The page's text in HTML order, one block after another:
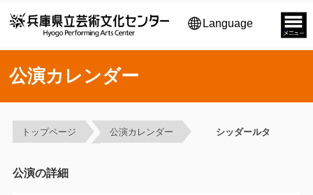
Language
公演カレンダー
トップページ 公演カレンダー シッダールタ
公演の詳細